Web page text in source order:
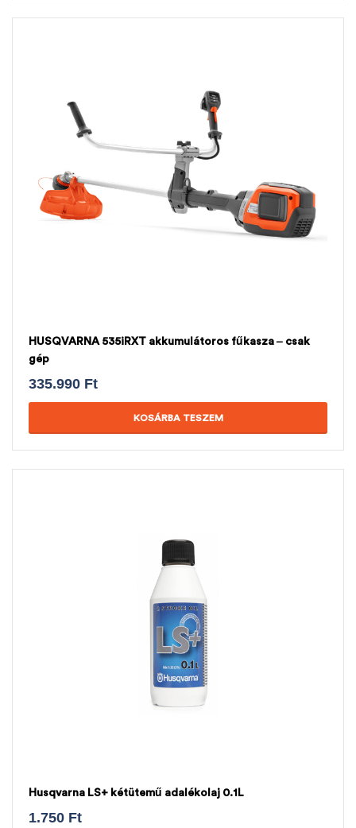
HUSQVARNA 535iRXT akkumulátoros fűkasza – csak
gép
335.990 Ft
KOSÁRBA TESZEM
Husqvarna LS+ kétütemű adalékolaj 0.1L
1.750 Ft